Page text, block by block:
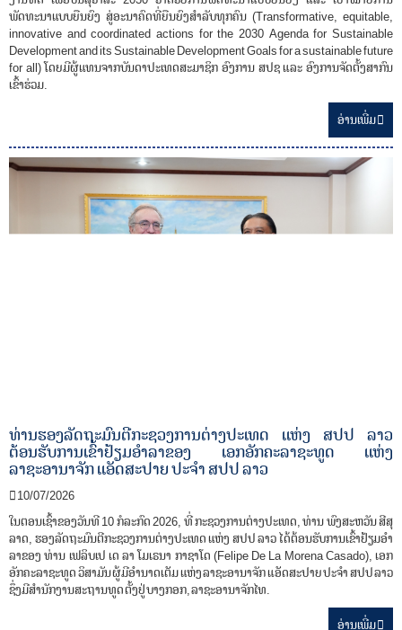
ພັດທະນາແບບຍືນຍົງ ສູ່ອະນາຄົດທີ່ຍືນຍົງສຳລັບທຸກຄົນ (Transformative, equitable,
innovative and coordinated actions for the 2030 Agenda for Sustainable
Development and its Sustainable Development Goals for a sustainable future
for all) ໂດຍມີຜູ້ແທນຈາກບັນດາປະເທດສະມາຊິກ ອົງການ ສປຊ ແລະ ອົງການຈັດຕັ້ງສາກົນ
ເຂົ້າຮ່ວມ.
ອ່ານ​ເພີ່ມ
ທ່ານຮອງລັດຖະມົນຕີກະຊວງການຕ່າງປະເທດ ແຫ່ງ ສປປ ລາວ
ຕ້ອນຮັບການເຂົ້າຢ້ຽມອໍາລາຂອງ ເອກອັກຄະລາຊະທູດ ແຫ່ງ
ລາຊະອານາຈັກ ແອັດສະປາຍ ປະຈໍາ ສປປ ລາວ
10/07/2026
ໃນຕອນເຊົ້າຂອງວັນທີ 10 ກໍລະກົດ 2026, ທີ່ ກະຊວງການຕ່າງປະເທດ, ທ່ານ ພົງສະຫວັນ ສີສຸ
ລາດ, ຮອງລັດຖະມົນຕີກະຊວງການຕ່າງປະເທດ ແຫ່ງ ສປປ ລາວ ໄດ້ຕ້ອນຮັບການເຂົ້າຢ້ຽມອໍາ
ລາຂອງ ທ່ານ ເຟລິບເປ ເດ ລາ ໂມເຣນາ ກາຊາໂດ (Felipe De La Morena Casado), ເອກ
ອັກຄະລາຊະທູດ ວິສາມັນ ຜູ້ມີອຳນາດເຕັມ ແຫ່ງ ລາຊະອານາຈັກ ແອັດສະປາຍ ປະຈຳ ສປປ ລາວ
ຊຶ່ງມີສໍານັກງານສະຖານທູດ ຕັ້ງຢູ່ ບາງກອກ, ລາຊະອານາຈັກໄທ.
ອ່ານ​ເພີ່ມ